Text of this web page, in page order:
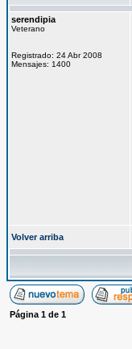
serendipia
Veterano
Registrado: 24 Abr 2008
Mensajes: 1400
Volver arriba
Página 1 de 1